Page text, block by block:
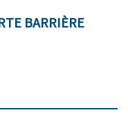
BARRIÈRE